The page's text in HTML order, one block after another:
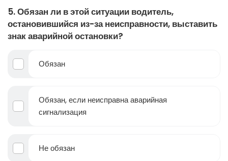
5. Обязан ли в этой ситуации водитель,
остановившийся из-за неисправности, выставить
знак аварийной остановки?
Обязан
Обязан, если неисправна аварийная
сигнализация
Не обязан